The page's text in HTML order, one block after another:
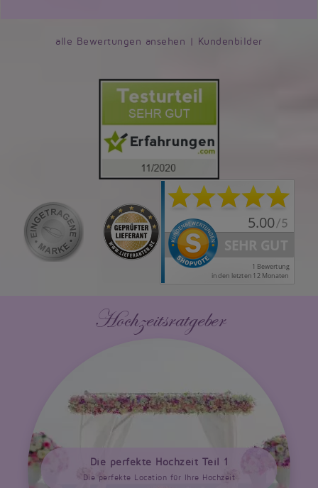
alle Bewertungen ansehen | Kundenbilder
Hochzeitsratgeber
Die perfekte Hochzeit Teil 1
Die perfekte Location für Ihre Hochzeit